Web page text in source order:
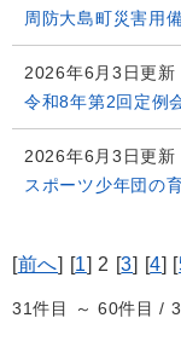
周防大島町災害用
2026年6月3日更新
令和8年第2回定例
2026年6月3日更新
スポーツ少年団の
[前へ] [1] 2 [3] [4] [
31件目 ～ 60件目 /